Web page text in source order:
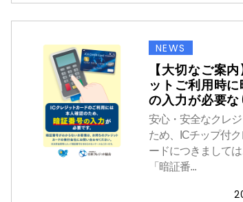
NEWS
【大切なご案
ットご利用時
の入力が必要な
安心・安全なクレ
ため、ICチップ付
ードにつきまして
「暗証番...